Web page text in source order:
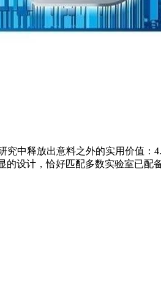
中释放出意料之外的实用价值：
设计，恰好匹配多数实验室已